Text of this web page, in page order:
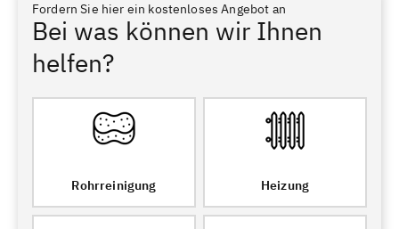
Fordern Sie hier ein kostenloses Angebot an
Bei was können wir Ihnen
helfen?
Rohrreinigung Heizung